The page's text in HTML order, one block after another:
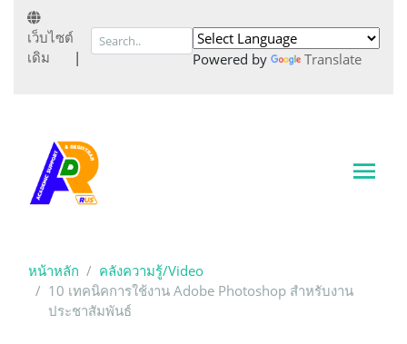
เว็บไซต์
เดิม
| Powered by Translate
หน้าหลัก
คลังความรู้/Video
10 เทคนิคการใช้งาน Adobe Photoshop สำหรับงาน
ประชาสัมพันธ์